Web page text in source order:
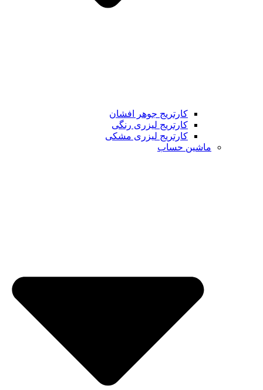
کارتریج جوهر افشان
کارتریج لیزری رنگی
کارتریج لیزری مشکی
ماشین حساب